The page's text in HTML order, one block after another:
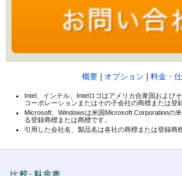
概要 オプション 料金・
Intel、インテル、Intelロゴはアメリカ合衆国および
コーポレーションまたはその子会社の商標または登
Microsoft、Windowsは米国Microsoft Corporationの
る登録商標または商標です。
引用した会社名、製品名は各社の商標または登録商